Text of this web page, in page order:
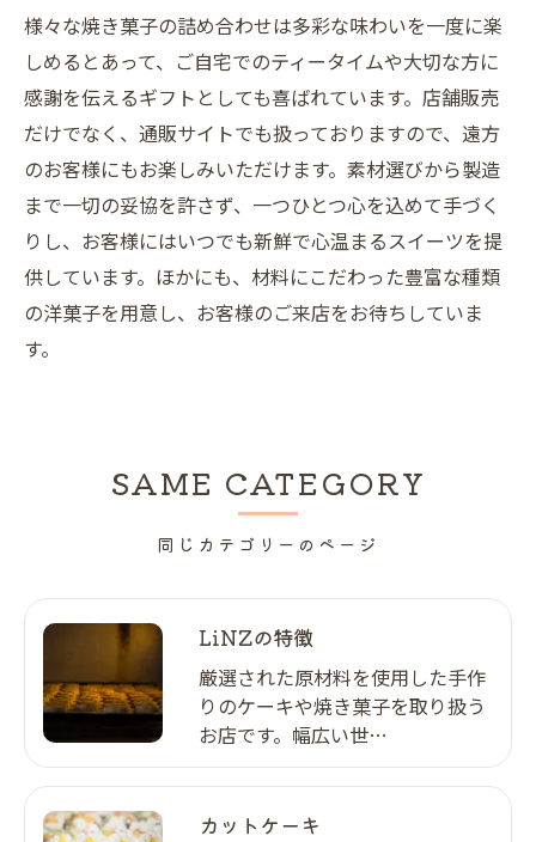
様々な焼き菓子の詰め合わせは多彩な味わいを一度に楽
しめるとあって、ご自宅でのティータイムや大切な方に
感謝を伝えるギフトとしても喜ばれています。店舗販売
だけでなく、通販サイトでも扱っておりますので、遠方
のお客様にもお楽しみいただけます。素材選びから製造
まで一切の妥協を許さず、一つひとつ心を込めて手づく
りし、お客様にはいつでも新鮮で心温まるスイーツを提
供しています。ほかにも、材料にこだわった豊富な種類
の洋菓子を用意し、お客様のご来店をお待ちしていま
す。
同じカテゴリーのページ
SAME CATEGORY
LiNZの特徴
厳選された原材料を使用した手作
りのケーキや焼き菓子を取り扱う
お店です。幅広い世…
カットケーキ